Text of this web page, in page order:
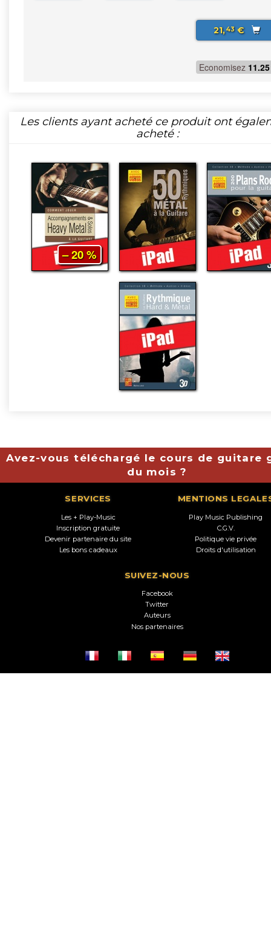
21,43€
Economisez 11.25
Les clients ayant acheté ce produit ont
acheté :
– 20 %
Avez-vous téléchargé le cours de guitare
du mois ?
SERVICES
Les + Play-Music
Inscription gratuite
Devenir partenaire du site
Les bons cadeaux
MENTIONS
Play Music Publishing
C.G.V.
Politique vie privée
Droits d'utilisation
SUIVEZ-NOUS
Facebook
Twitter
Auteurs
Nos partenaires